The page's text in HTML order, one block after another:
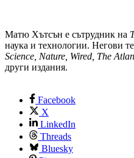
Матю Хътсън е сътрудник на
наука и технологии. Негови
Science, Nature, Wired, The
други издания.
Facebook
X
LinkedIn
Threads
Bluesky